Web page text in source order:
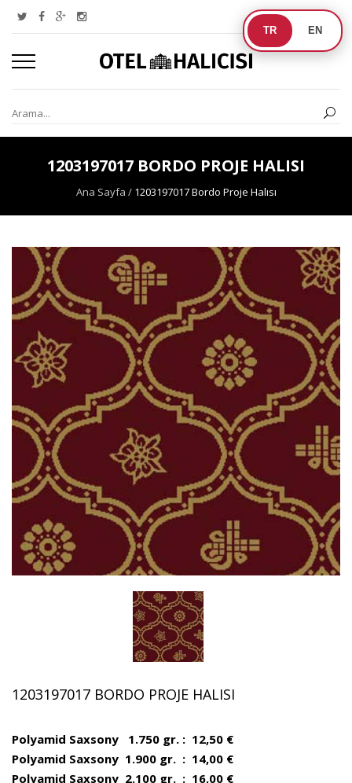
TR EN
1203197017 BORDO PROJE HALISI
Ana Sayfa / 1203197017 Bordo Proje Halısı
1203197017 BORDO PROJE HALISI
Polyamid Saxsony 1.750 gr. : 12,50 €
Polyamid Saxsony 1.900 gr. : 14,00 €
Polyamid Saxsony 2.100 gr. : 16,00 €